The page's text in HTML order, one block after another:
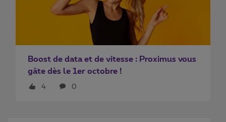
Boost de data et de vitesse : Proximus vous
gâte dès le 1er octobre !
4 0